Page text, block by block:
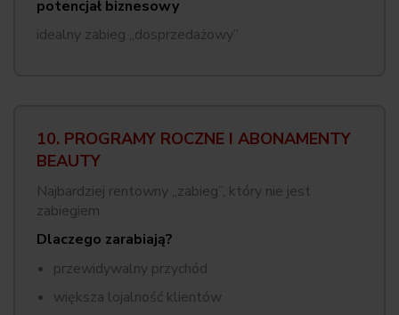
potencjał biznesowy
idealny zabieg „dosprzedażowy”
10. PROGRAMY ROCZNE I ABONAMENTY
BEAUTY
Najbardziej rentowny „zabieg”, który nie jest
zabiegiem
Dlaczego zarabiają?
przewidywalny przychód
większa lojalność klientów